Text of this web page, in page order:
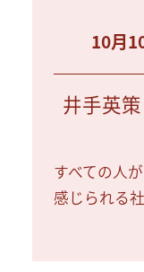
10月
井手英
すべての人
感じられる